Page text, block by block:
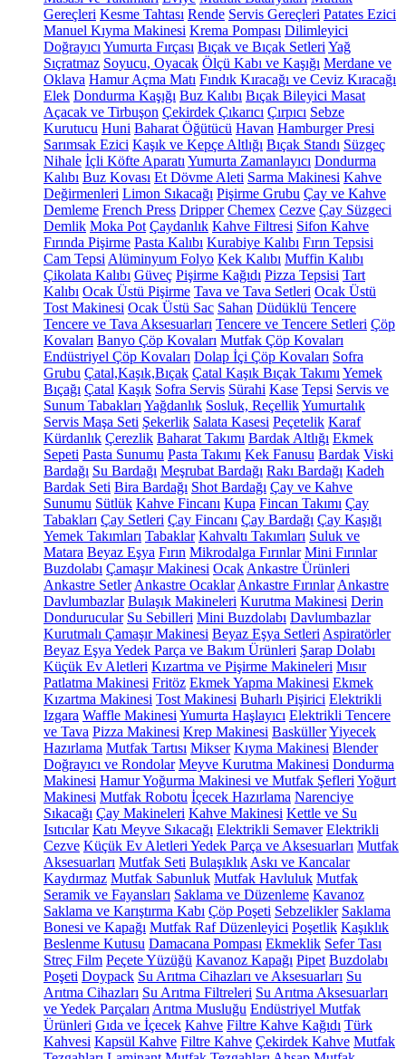
Gereçleri Kesme Tahtası Rende Servis Gereçleri Patates Ezici
Manuel Kıyma Makinesi Krema Pompası Dilimleyici
Doğrayıcı Yumurta Fırçası Bıçak ve Bıçak Setleri Yağ
Sıçratmaz Soyucu, Oyacak Ölçü Kabı ve Kaşığı Merdane ve
Oklava Hamur Açma Matı Fındık Kıracağı ve Ceviz Kıracağı
Elek Dondurma Kaşığı Buz Kalıbı Bıçak Bileyici Masat
Açacak ve Tirbuşon Çekirdek Çıkarıcı Çırpıcı Sebze
Kurutucu Huni Baharat Öğütücü Havan Hamburger Presi
Sarımsak Ezici Kaşık ve Kepçe Altlığı Bıçak Standı Süzgeç
Nihale İçli Köfte Aparatı Yumurta Zamanlayıcı Dondurma
Kalıbı Buz Kovası Et Dövme Aleti Sarma Makinesi Kahve
Değirmenleri Limon Sıkacağı Pişirme Grubu Çay ve Kahve
Demleme French Press Dripper Chemex Cezve Çay Süzgeci
Demlik Moka Pot Çaydanlık Kahve Filtresi Sifon Kahve
Fırında Pişirme Pasta Kalıbı Kurabiye Kalıbı Fırın Tepsisi
Cam Tepsi Alüminyum Folyo Kek Kalıbı Muffin Kalıbı
Çikolata Kalıbı Güveç Pişirme Kağıdı Pizza Tepsisi Tart
Kalıbı Ocak Üstü Pişirme Tava ve Tava Setleri Ocak Üstü
Tost Makinesi Ocak Üstü Sac Sahan Düdüklü Tencere
Tencere ve Tava Aksesuarları Tencere ve Tencere Setleri Çöp
Kovaları Banyo Çöp Kovaları Mutfak Çöp Kovaları
Endüstriyel Çöp Kovaları Dolap İçi Çöp Kovaları Sofra
Grubu Çatal,Kaşık,Bıçak Çatal Kaşık Bıçak Takımı Yemek
Bıçağı Çatal Kaşık Sofra Servis Sürahi Kase Tepsi Servis ve
Sunum Tabakları Yağdanlık Sosluk, ReçellikYumurtalık
Servis Maşa Seti Şekerlik Salata Kasesi Peçetelik Karaf
Kürdanlık Çerezlik Baharat Takımı Bardak Altlığı Ekmek
Sepeti Pasta Sunumu Pasta Takımı Kek Fanusu Bardak Viski
Bardağı Su Bardağı Meşrubat Bardağı Rakı Bardağı Kadeh
Bardak Seti Bira Bardağı Shot Bardağı Çay ve Kahve
Sunumu Sütlük Kahve Fincanı Kupa Fincan Takımı Çay
Tabakları Çay Setleri Çay Fincanı Çay Bardağı Çay Kaşığı
Yemek Takımları Tabaklar Kahvaltı Takımları Suluk ve
Matara Beyaz Eşya Fırın Mikrodalga Fırınlar Mini Fırınlar
Buzdolabı Çamaşır Makinesi Ocak Ankastre Ürünleri
Ankastre Setler Ankastre Ocaklar Ankastre Fırınlar Ankastre
Davlumbazlar Bulaşık Makineleri Kurutma Makinesi Derin
Dondurucular Su Sebilleri Mini Buzdolabı Davlumbazlar
Kurutmalı Çamaşır Makinesi Beyaz Eşya Setleri Aspiratörler
Beyaz Eşya Yedek Parça ve Bakım Ürünleri Şarap Dolabı
Küçük Ev Aletleri Kızartma ve Pişirme Makineleri Mısır
Patlatma Makinesi Fritöz Ekmek Yapma Makinesi Ekmek
Kızartma Makinesi Tost Makinesi Buharlı Pişirici Elektrikli
Izgara Waffle Makinesi Yumurta Haşlayıcı Elektrikli Tencere
ve Tava Pizza Makinesi Krep Makinesi BasküllerYiyecek
Hazırlama Mutfak Tartısı Mikser Kıyma Makinesi Blender
Doğrayıcı ve Rondolar Meyve Kurutma Makinesi Dondurma
Makinesi Hamur Yoğurma Makinesi ve Mutfak Şefleri Yoğurt
Makinesi Mutfak Robotu İçecek Hazırlama Narenciye
Sıkacağı Çay Makineleri Kahve Makinesi Kettle ve Su
Isıtıcılar Katı Meyve Sıkacağı Elektrikli Semaver Elektrikli
Cezve Küçük Ev Aletleri Yedek Parça ve Aksesuarları Mutfak
Aksesuarları Mutfak Seti Bulaşıklık Askı ve Kancalar
Kaydırmaz Mutfak Sabunluk Mutfak Havluluk Mutfak
Seramik ve Fayansları Saklama ve Düzenleme Kavanoz
Saklama ve Karıştırma Kabı Çöp Poşeti Sebzelikler Saklama
Bonesi ve Kapağı Mutfak Raf Düzenleyici Poşetlik Kaşıklık
Beslenme Kutusu Damacana Pompası Ekmeklik Sefer Tası
Streç Film Peçete Yüzüğü Kavanoz Kapağı Pipet Buzdolabı
Poşeti Doypack Su Arıtma Cihazları ve Aksesuarları Su
Arıtma Cihazları Su Arıtma Filtreleri Su Arıtma Aksesuarları
ve Yedek Parçaları Arıtma Musluğu Endüstriyel Mutfak
Ürünleri Gıda ve İçecek Kahve Filtre Kahve Kağıdı Türk
Kahvesi Kapsül Kahve Filtre Kahve Çekirdek Kahve Mutfak